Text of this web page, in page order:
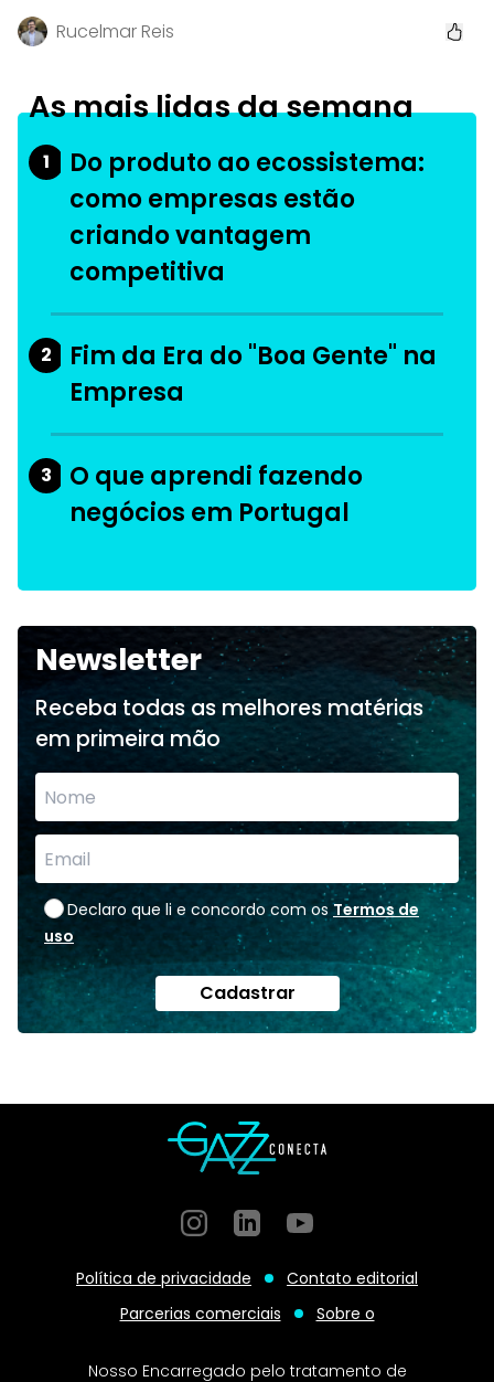
Rucelmar Reis
As mais lidas da semana
1
Do produto ao ecossistema:
como empresas estão
criando vantagem
competitiva
2
Fim da Era do "Boa Gente" na
Empresa
3
O que aprendi fazendo
negócios em Portugal
Newsletter
Receba todas as melhores matérias
em primeira mão
Declaro que li e concordo com os Termos de
uso
Cadastrar
InstagramGitHubGitHub
Política de privacidade
Contato editorial
Parcerias comerciais
Sobre o
Nosso Encarregado pelo tratamento de